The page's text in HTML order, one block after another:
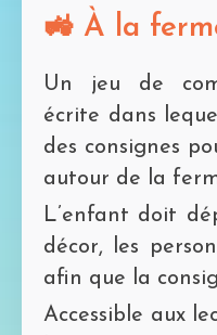
🚜 À la
Un jeu de
écrite dans
des consignes
autour de la
L’enfant doit
décor, les
afin que la
Accessible aux